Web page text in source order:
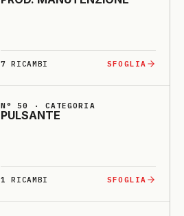
7 RICAMBI SFOGLIA
N° 50 · CATEGORIA
PULSANTE
1 RICAMBI SFOGLIA